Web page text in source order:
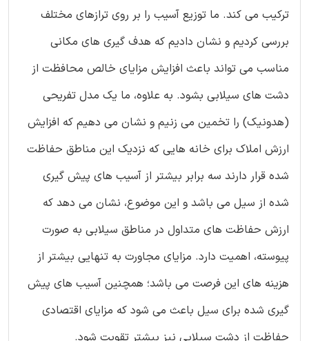
ترکیب می کند. ما توزیع آسیب را بر روی ترازهای مختلف
بررسی کردیم و نشان دادیم که هدف گیری های مکانی
مناسب می تواند باعث افزایش مزایای خالص محافظت از
دشت های سیلابی بشود. به علاوه، ما یک مدل تفریحی
(هدونیک) را تخمین می زنیم و نشان می دهیم که افزایش
ارزش املاک برای خانه هایی که نزدیک این مناطق حفاظت
شده قرار دارند سه برابر بیشتر از آسیب های پیش گیری
شده از سیل می باشد و این موضوع، نشان می دهد که
ارزش حفاظت های متداول در مناطق سیلابی به صورت
پیوسته، اهمیت دارد. مزایای مجاورت به تنهایی بیشتر از
هزینه های این فرصت می باشد؛ همچنین آسیب های پیش
گیری شده برای سیل باعث می شود که مزایای اقتصادی
حفاظت از دشت سیلابی نیز بیشتر تقویت شود.